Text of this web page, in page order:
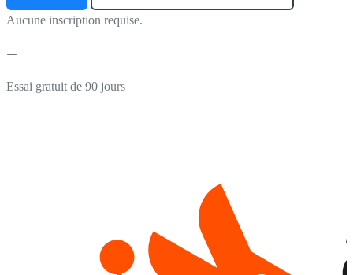
Aucune inscription requise.
Essai gratuit de 90 jours